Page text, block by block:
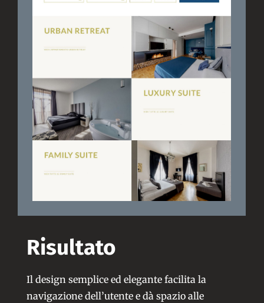
Risultato
Il design semplice ed elegante facilita la
navigazione dell’utente e dà spazio alle